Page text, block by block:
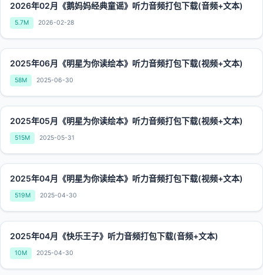
2026年02月《鹅妈妈经典童谣》听力音频打包下载(音频+文本)
5.7M 2026-02-28
2025年06月《明星为你读绘本》听力音频打包下载(视频+文本)
58M 2025-06-30
2025年05月《明星为你读绘本》听力音频打包下载(视频+文本)
515M 2025-05-31
2025年04月《明星为你读绘本》听力音频打包下载(视频+文本)
519M 2025-04-30
2025年04月《快乐王子》听力音频打包下载(音频+文本)
10M 2025-04-30